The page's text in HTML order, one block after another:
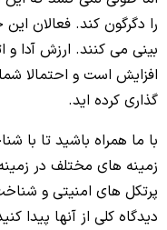
را دگرگون کند. فعالان
بینی می کنند. ارزش آدا و
افزایش است و احتمالا
گذاری کرده اید.
با ما همراه باشید تا با
زمینه های مختلف در
پرتکل های امنیتی و
دیدگاه کلی از آنها پیدا